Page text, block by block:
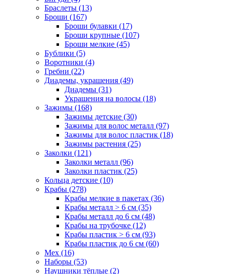
Браслеты (13)
Броши (167)
Броши булавки (17)
Броши крупные (107)
Броши мелкие (45)
Бублики (5)
Воротники (4)
Гребни (22)
Диадемы, украшения (49)
Диадемы (31)
Украшения на волосы (18)
Зажимы (168)
Зажимы детские (30)
Зажимы для волос металл (97)
Зажимы для волос пластик (18)
Зажимы растения (25)
Заколки (121)
Заколки металл (96)
Заколки пластик (25)
Кольца детские (10)
Крабы (278)
Крабы мелкие в пакетах (36)
Крабы металл > 6 см (35)
Крабы металл до 6 см (48)
Крабы на трубочке (12)
Крабы пластик > 6 см (93)
Крабы пластик до 6 см (60)
Мех (16)
Наборы (53)
Наушники тёплые (2)